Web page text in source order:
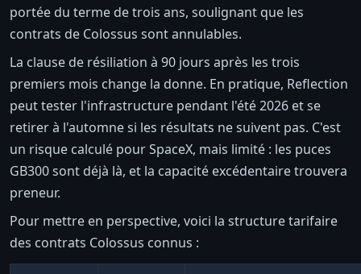
portée du terme de trois ans, soulignant que les
contrats de Colossus sont annulables.
La clause de résiliation à 90 jours après les trois
premiers mois change la donne. En pratique, Reflection
peut tester l'infrastructure pendant l'été 2026 et se
retirer à l'automne si les résultats ne suivent pas. C'est
un risque calculé pour SpaceX, mais limité : les puces
GB300 sont déjà là, et la capacité excédentaire trouvera
preneur.
Pour mettre en perspective, voici la structure tarifaire
des contrats Colossus connus :